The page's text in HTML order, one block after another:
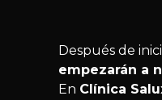
Después de
empezarán a
En Clínica